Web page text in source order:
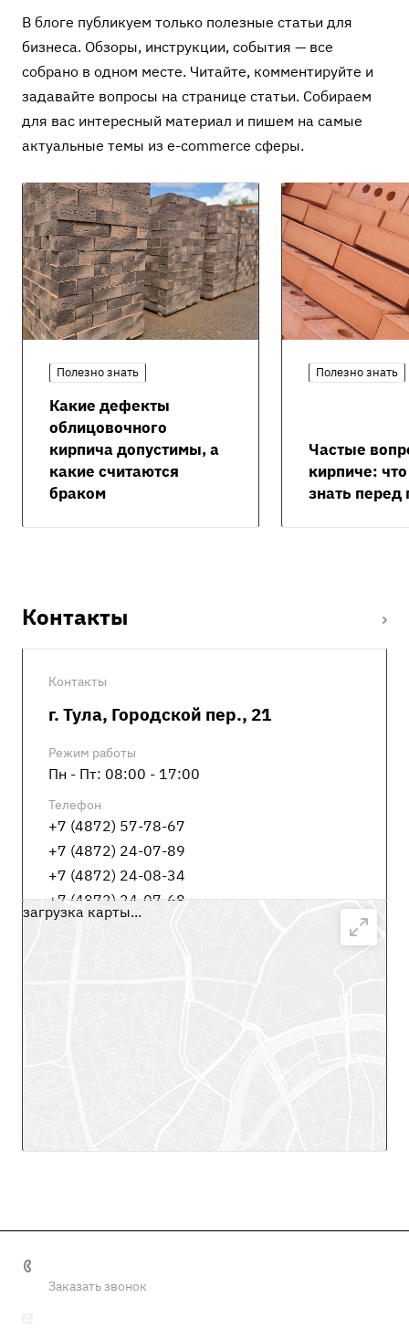
В блоге публикуем только полезные статьи для
бизнеса. Обзоры, инструкции, события — все
собрано в одном месте. Читайте, комментируйте и
задавайте вопросы на странице статьи. Собираем
для вас интересный материал и пишем на самые
актуальные темы из e-commerce сферы.
Полезно знать
Какие дефекты
облицовочного
кирпича допустимы, а
какие считаются
браком
Полезно знать
Частые
кирпиче:
знать перед
Контакты
Контакты
г. Тула, Городской пер., 21
Режим работы
Пн - Пт: 08:00 - 17:00
Телефон
+7 (4872) 57-78-67
+7 (4872) 24-07-89
+7 (4872) 24-08-34
+7 (4872) 24-07-68
загрузка карты...
Заказать звонок